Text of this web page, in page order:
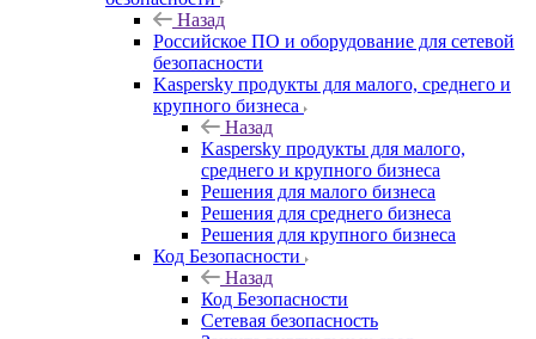
Назад
Российское ПО и оборудование для сетевой
безопасности
Kaspersky продукты для малого, среднего и
крупного бизнеса
Назад
Kaspersky продукты для малого,
среднего и крупного бизнеса
Решения для малого бизнеса
Решения для среднего бизнеса
Решения для крупного бизнеса
Код Безопасности
Назад
Код Безопасности
Сетевая безопасность